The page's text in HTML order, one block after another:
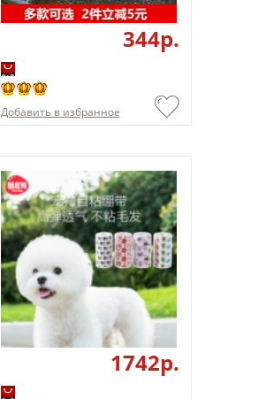
344p.
Добавить в избранное
1742p.